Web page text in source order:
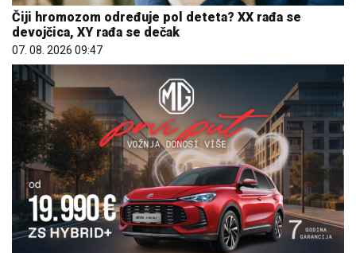
Čiji hromozom određuje pol deteta? XX rađa se
devojčica, XY rađa se dečak
07. 08. 2026 09:47